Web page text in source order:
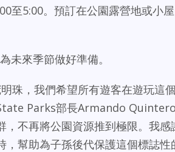
至5:00。預訂在公園露營地或小屋
未來季節做好準備。
珠，我們希望所有遊客在遊玩這
Parks部長Armando
，不再將公園資源推到極限。我感
，幫助為子孫後代保護這個標誌性